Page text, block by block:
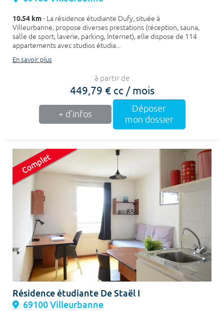
10.54 km- La résidence étudiante Dufy, située à
Villeurbanne, propose diverses prestations (réception, sauna,
salle de sport, laverie, parking, Internet), elle dispose de 114
appartements avec studios étudia...
En savoir plus
à partir de
449,79 € cc / mois
+ d'infos
Déposer
mon dossier
Résidence étudiante De Staël I
69100 Villeurbanne